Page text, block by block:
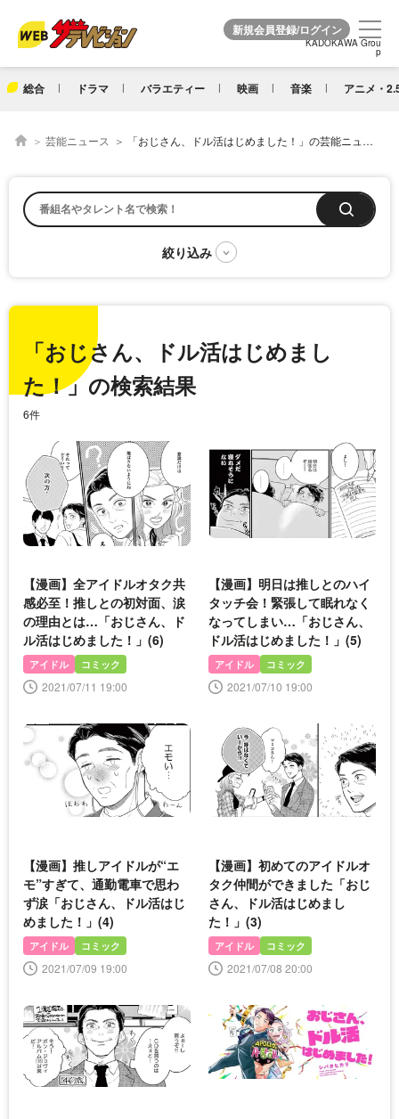
KADOKAWA Grou
p
総合 ドラマ バラエティー 映画 音楽 アニメ・
KADOKAWA Grou
p
芸能ニュース 「おじさん、ドル活はじめました！」の芸能ニュース一覧
「おじさん、ドル活はじめまし
た！」の検索結果
6件
【漫画】全アイドルオタク共
感必至！推しとの初対面、涙
の理由とは…「おじさん、ド
ル活はじめました！」(6)
アイドル コミック
2021/07/11 19:00
【漫画】明日は推しとのハイ
タッチ会！緊張して眠れなく
なってしまい…「おじさん、
ドル活はじめました！」(5)
アイドル コミック
2021/07/10 19:00
【漫画】推しアイドルが“エ
モ”すぎて、通勤電車で思わ
ず涙「おじさん、ドル活はじ
めました！」(4)
アイドル コミック
2021/07/09 19:00
【漫画】初めてのアイドルオ
タク仲間ができました「おじ
さん、ドル活はじめまし
た！」(3)
アイドル コミック
2021/07/08 20:00